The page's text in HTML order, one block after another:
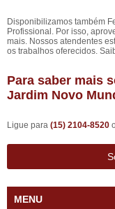
Disponibilizamos também
Profissional. Por isso,
mais. Nossos atendentes
os trabalhos oferecidos.
Para saber mais
Jardim Novo
Ligue para (15) 2104-8520
MENU